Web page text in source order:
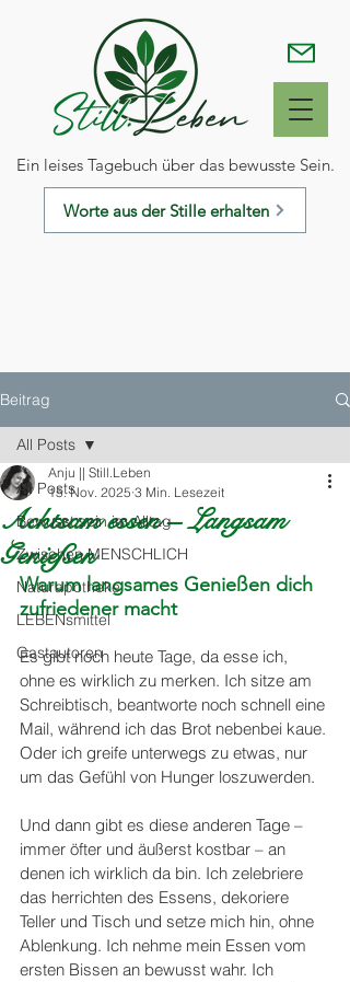
Ein leises Tagebuch über das bewusste Sein.
Worte aus der Stille erhalten
Beitrag
All Posts
Bewusst:sein im Alltag
Zwischen MENSCHLICH
Naturapotheke
LEBENsmittel
Gastautoren
All Posts
Achtsam essen – Langsam
Genießen
Anju || Still.Leben
15. Nov. 2025 3 Min. Lesezeit
Warum langsames Genießen dich
zufriedener macht
Es gibt noch heute Tage, da esse ich,
ohne es wirklich zu merken. Ich sitze am
Schreibtisch, beantworte noch schnell eine
Mail, während ich das Brot nebenbei kaue.
Oder ich greife unterwegs zu etwas, nur
um das Gefühl von Hunger loszuwerden.
Und dann gibt es diese anderen Tage –
immer öfter und äußerst kostbar – an
denen ich wirklich da bin. Ich zelebriere
das herrichten des Essens, dekoriere
Teller und Tisch und setze mich hin, ohne
Ablenkung. Ich nehme mein Essen vom
ersten Bissen an bewusst wahr. Ich